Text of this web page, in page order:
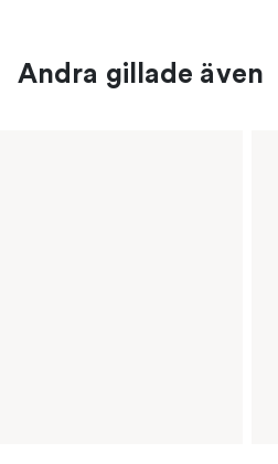
Andra gillade även